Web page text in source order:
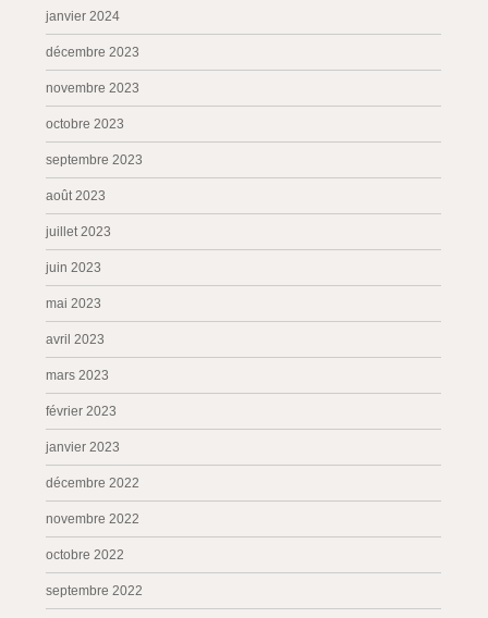
janvier 2024
décembre 2023
novembre 2023
octobre 2023
septembre 2023
août 2023
juillet 2023
juin 2023
mai 2023
avril 2023
mars 2023
février 2023
janvier 2023
décembre 2022
novembre 2022
octobre 2022
septembre 2022